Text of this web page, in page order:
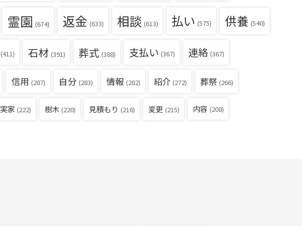
霊園 (674) 返金 (633) 相談 (613) 払い (575) 供養 (540)
(411) 石材 (391) 葬式 (388) 支払い (367) 連絡 (367)
信用 (287) 自分 (283) 情報 (282) 紹介 (272) 葬祭 (266)
実家 (222) 樹木 (220) 見積もり (216) 変更 (215) 内容 (208)